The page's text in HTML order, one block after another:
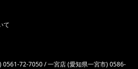
て
0561-72-7050 / 一宮店 (愛知県一宮市) 0586-